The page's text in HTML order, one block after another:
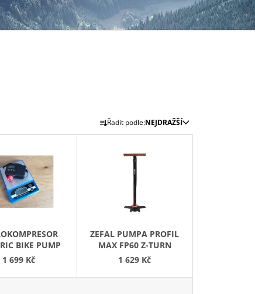
Ř
A
O
Řadit podle:NEJDRAŽŠÍ
BIKE PUMP
1 699 Kč
ZEFAL PUMPA PROFIL
MAX FP60 Z-TURN
1 629 Kč